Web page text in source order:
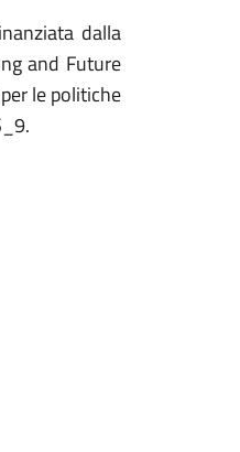
dalla
and Future
le politiche